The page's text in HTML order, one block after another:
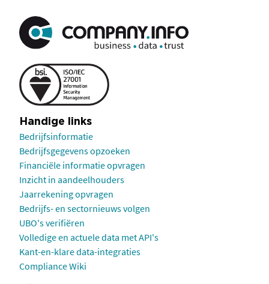
Handige links
Bedrijfsinformatie
Bedrijfsgegevens opzoeken
Financiële informatie opvragen
Inzicht in aandeelhouders
Jaarrekening opvragen
Bedrijfs- en sectornieuws volgen
UBO's verifiëren
Volledige en actuele data met API's
Kant-en-klare data-integraties
Compliance Wiki